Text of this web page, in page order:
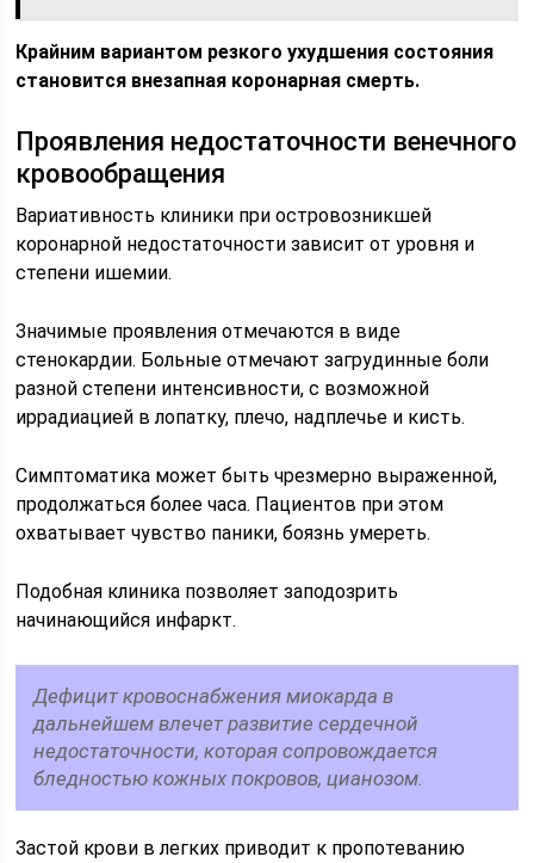
Крайним вариантом резкого ухудшения состояния
становится внезапная коронарная смерть.
Проявления недостаточности венечного
кровообращения
Вариативность клиники при островозникшей
коронарной недостаточности зависит от уровня и
степени ишемии.
Значимые проявления отмечаются в виде
стенокардии. Больные отмечают загрудинные боли
разной степени интенсивности, с возможной
иррадиацией в лопатку, плечо, надплечье и кисть.
Симптоматика может быть чрезмерно выраженной,
продолжаться более часа. Пациентов при этом
охватывает чувство паники, боязнь умереть.
Подобная клиника позволяет заподозрить
начинающийся инфаркт.
Дефицит кровоснабжения миокарда в
дальнейшем влечет развитие сердечной
недостаточности, которая сопровождается
бледностью кожных покровов, цианозом.
Застой крови в легких приводит к пропотеванию